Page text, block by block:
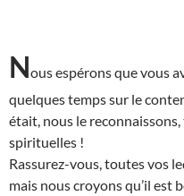
Nous espérons que vous
quelques temps sur le
était, nous le
spirituelles !
Rassurez-vous, toutes vos
mais nous croyons qu’il est